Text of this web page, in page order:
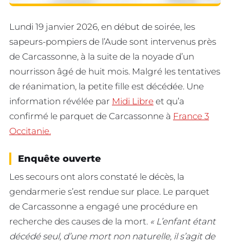
Lundi 19 janvier 2026, en début de soirée, les
sapeurs-pompiers de l’Aude sont intervenus près
de Carcassonne, à la suite de la noyade d’un
nourrisson âgé de huit mois. Malgré les tentatives
de réanimation, la petite fille est décédée. Une
information révélée par Midi Libre et qu’a
confirmé le parquet de Carcassonne à France 3
Occitanie.
Enquête ouverte
Les secours ont alors constaté le décès, la
gendarmerie s’est rendue sur place. Le parquet
de Carcassonne a engagé une procédure en
recherche des causes de la mort. « L’enfant étant
décédé seul, d’une mort non naturelle, il s’agit de